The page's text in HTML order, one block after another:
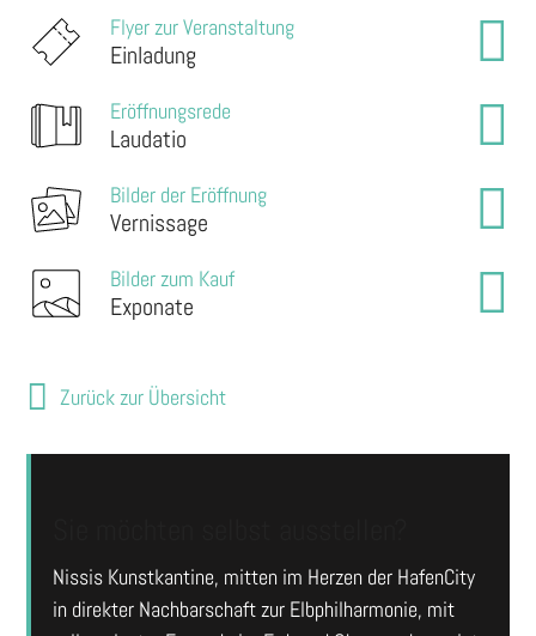
Flyer zur Veranstaltung
Einladung
Eröffnungsrede
Laudatio
Bilder der Eröffnung
Vernissage
Bilder zum Kauf
Exponate
Zurück zur Übersicht
Nissis Kunstkantine, mitten im Herzen der HafenCity
in direkter Nachbarschaft zur Elbphilharmonie, mit